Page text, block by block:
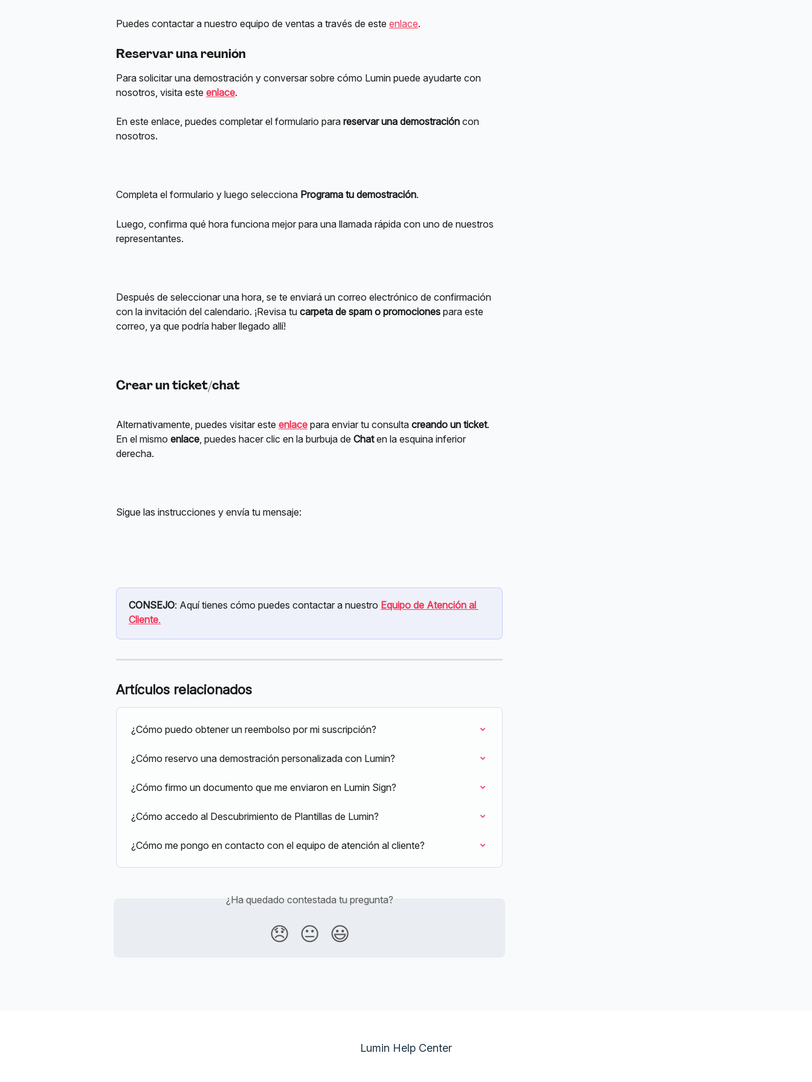
Puedes contactar a nuestro equipo de ventas a través de este enlace.
Reservar una reunión
Para solicitar una demostración y conversar sobre cómo Lumin puede ayudarte con
nosotros, visita este enlace.
En este enlace, puedes completar el formulario para reservar una demostración con
nosotros.
Completa el formulario y luego selecciona Programa tu demostración.
Luego, confirma qué hora funciona mejor para una llamada rápida con uno de nuestros
representantes.
Después de seleccionar una hora, se te enviará un correo electrónico de confirmación
con la invitación del calendario. ¡Revisa tu carpeta de spam o promociones para este
correo, ya que podría haber llegado allí!
Crear un ticket/chat
Alternativamente, puedes visitar este enlace para enviar tu consulta creando un ticket.
En el mismo enlace , puedes hacer clic en la burbuja de Chat en la esquina inferior
derecha.
Sigue las instrucciones y envía tu mensaje:
CONSEJO: Aquí tienes cómo puedes contactar a nuestro Equipo de Atención al
Cliente.
Artículos relacionados
¿Cómo puedo obtener un reembolso por mi suscripción?
¿Cómo reservo una demostración personalizada con Lumin?
¿Cómo firmo un documento que me enviaron en Lumin Sign?
¿Cómo accedo al Descubrimiento de Plantillas de Lumin?
¿Cómo me pongo en contacto con el equipo de atención al cliente?
¿Ha quedado contestada tu pregunta?
😞 😐 😃
Lumin Help Center